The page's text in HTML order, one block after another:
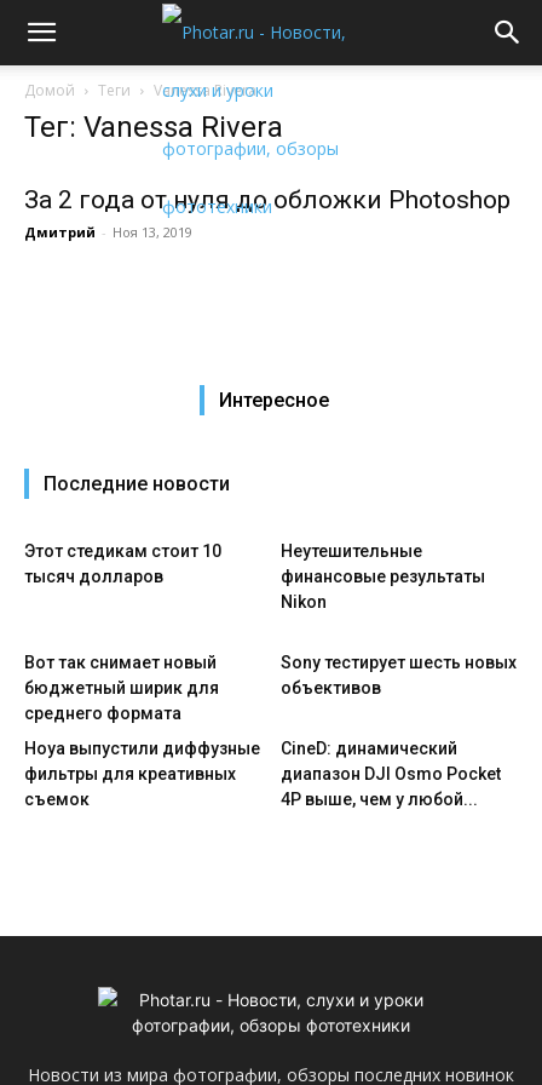
Домой Теги Vanessa Rivera
Тег: Vanessa Rivera
За 2 года от нуля до обложки Photoshop
Дмитрий - Ноя 13, 2019
Интересное
Последние новости
Этот стедикам стоит 10
тысяч долларов
Неутешительные
финансовые результаты
Nikon
Вот так снимает новый
бюджетный ширик для
среднего формата
Sony тестирует шесть новых
объективов
Hoya выпустили диффузные
фильтры для креативных
съемок
CineD: динамический
диапазон DJI Osmo Pocket
4P выше, чем у любой...
Новости из мира фотографии, обзоры последних новинок